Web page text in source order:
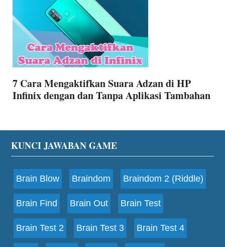
7 Cara Mengaktifkan Suara Adzan di HP
Infinix dengan dan Tanpa Aplikasi Tambahan
Footer
KUNCI JAWABAN GAME
Brain Blow Braindom Braindom 2 (Riddle)
Brain Find Brain Out Brain Test
Brain Test 2 Brain Test 3 Brain Test 4